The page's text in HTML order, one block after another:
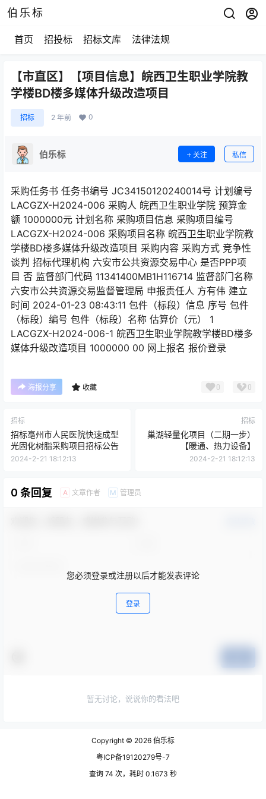
伯乐标
首页 招投标 招标文库 法律法规
【市直区】【项目信息】皖西卫生职业学院教
学楼BD楼多媒体升级改造项目
招标 2 年前 0
伯乐标 关注 私信
采购任务书 任务书编号 JC34150120240014号 计划编号
LACGZX-H2024-006 采购人 皖西卫生职业学院 预算金
额 1000000元 计划名称 采购项目信息 采购项目编号
LACGZX-H2024-006 采购项目名称 皖西卫生职业学院教
学楼BD楼多媒体升级改造项目 采购内容 采购方式 竞争性
谈判 招标代理机构 六安市公共资源交易中心 是否PPP项
目 否 监督部门代码 11341400MB1H116714 监督部门名称
六安市公共资源交易监督管理局 申报责任人 方有伟 建立
时间 2024-01-23 08:43:11 包件（标段）信息 序号 包件
（标段）编号 包件（标段）名称 估算价（元） 1
LACGZX-H2024-006-1 皖西卫生职业学院教学楼BD楼多
媒体升级改造项目 1000000 00 网上报名 报价登录
海报分享 收藏 0 0
招标
招标亳州市人民医院快速成型
光固化树脂采购项目招标公告
2024-2-21 18:12:13
招标
巢湖轻量化项目（二期一步）
【暖通、热力设备】
2024-2-21 18:12:13
0 条回复 A 文章作者 M 管理员
您必须登录或注册以后才能发表评论
登录
暂无讨论，说说你的看法吧
Copyright © 2026 伯乐标
粤ICP备19120279号-7
查询 74 次，耗时 0.1673 秒